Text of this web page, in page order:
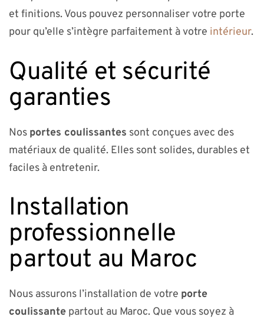
et finitions. Vous pouvez personnaliser votre porte
pour qu’elle s’intègre parfaitement à votre intérieur.
Qualité et sécurité
garanties
Nos portes coulissantes sont conçues avec des
matériaux de qualité. Elles sont solides, durables et
faciles à entretenir.
Installation
professionnelle
partout au Maroc
Nous assurons l’installation de votre porte
coulissante partout au Maroc. Que vous soyez à